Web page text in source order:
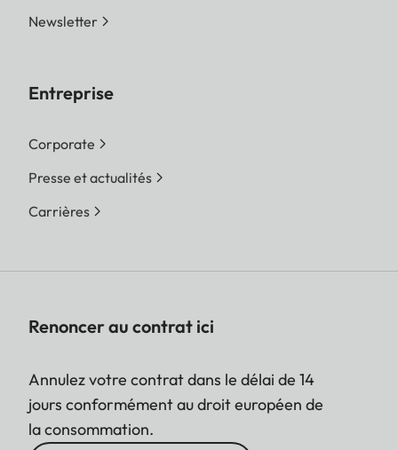
Newsletter
Entreprise
Corporate
Presse et actualités
Carrières
Renoncer au contrat ici
Annulez votre contrat dans le délai de 14
jours conformément au droit européen de
la consommation.